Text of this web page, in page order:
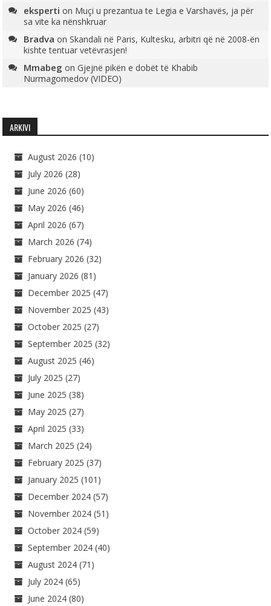
eksperti on Muçi u prezantua te Legia e Varshavës, ja për
sa vite ka nënshkruar
Bradva onSkandali në Paris, Kultesku, arbitri që në 2008-ën
kishte tentuar vetëvrasjen!
Mmabeg onGjejnë pikën e dobët të Khabib
Nurmagomedov (VIDEO)
ARKIVI
August 2026 (10)
July 2026 (28)
June 2026 (60)
May 2026 (46)
April 2026 (67)
March 2026 (74)
February 2026 (32)
January 2026 (81)
December 2025 (47)
November 2025 (43)
October 2025 (27)
September 2025 (32)
August 2025 (46)
July 2025 (27)
June 2025 (38)
May 2025 (27)
April 2025 (33)
March 2025 (24)
February 2025 (37)
January 2025 (101)
December 2024 (57)
November 2024 (51)
October 2024 (59)
September 2024 (40)
August 2024 (71)
July 2024 (65)
June 2024 (80)